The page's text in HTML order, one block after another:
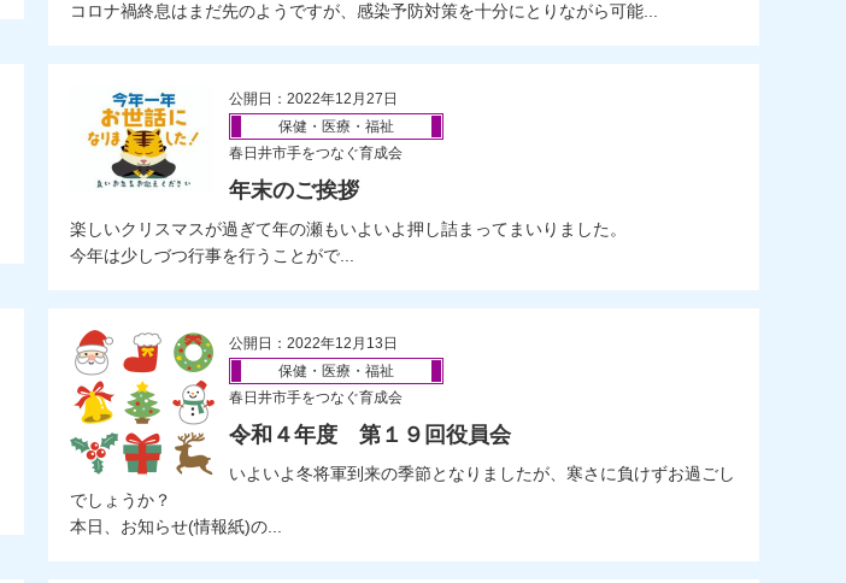
コロナ禍終息はまだ先のようですが、感染予防対策を十分にとりながら可能...
公開日：2022年12月27日
保健・医療・福祉
春日井市手をつなぐ育成会
年末のご挨拶
楽しいクリスマスが過ぎて年の瀬もいよいよ押し詰まってまいりました。
今年は少しづつ行事を行うことがで...
公開日：2022年12月13日
保健・医療・福祉
春日井市手をつなぐ育成会
令和４年度 第１９回役員会
いよいよ冬将軍到来の季節となりましたが、寒さに負けずお過ごし
でしょうか？
本日、お知らせ(情報紙)の...